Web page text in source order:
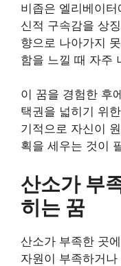
비좁은 엘리베이터
신적 구속감을 상
향으로 나아가지
함을 느낄 때 자주
이 꿈을 경험한 후
택권을 넓히기 위
기적으로 자신이
획을 세우는 것이
산소가 부
히는 꿈
산소가 부족한 곳
자원이 부족하거